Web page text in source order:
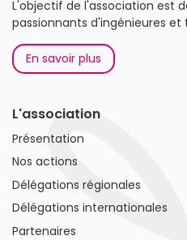
L'objectif de l'association est
passionnants d'ingénieures et
En savoir plus
L'association
Présentation
Nos actions
Délégations régionales
Délégations internationales
Partenaires